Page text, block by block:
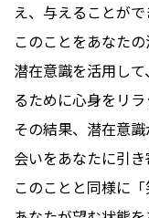
え、与えることがで
このことをあなた
潜在意識を活用し
るために心身をリ
その結果、潜在意
会いをあなたに引き
このことと同様に「